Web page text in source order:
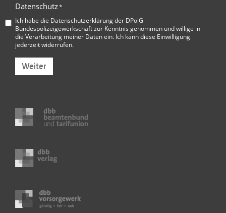
Datenschutz*
Ich habe die Datenschutzerklärung der DPolG
Bundespolizeigewerkschaftzur Kenntnis genommen und willige in
die Verarbeitung meiner Daten ein. Ich kann diese Einwilligung
jederzeit widerrufen.
Weiter